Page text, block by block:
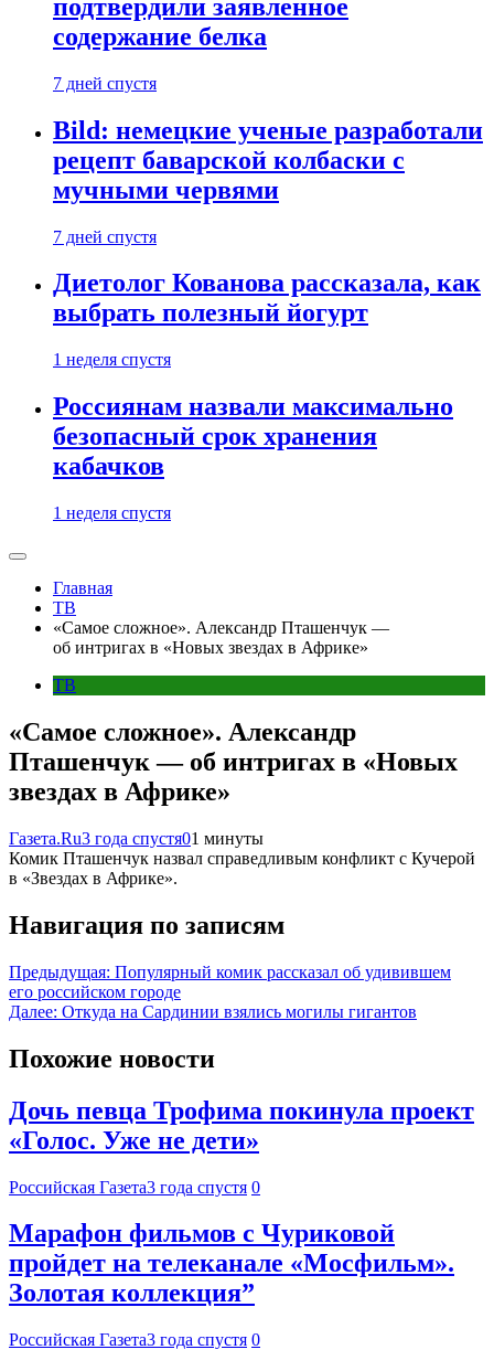
подтвердили заявленное
содержание белка
7 дней спустя
Bild: немецкие ученые разработали
рецепт баварской колбаски с
мучными червями
7 дней спустя
Диетолог Кованова рассказала, как
выбрать полезный йогурт
1 неделя спустя
Россиянам назвали максимально
безопасный срок хранения
кабачков
1 неделя спустя
Главная
ТВ
«Самое сложное». Александр Пташенчук —
об интригах в «Новых звездах в Африке»
ТВ
«Самое сложное». Александр
Пташенчук — об интригах в «Новых
звездах в Африке»
Газета.Ru3 года спустя01 минуты
Комик Пташенчук назвал справедливым конфликт с Кучерой
в «Звездах в Африке».
Навигация по записям
Предыдущая: Популярный комик рассказал об удивившем
его российском городе
Далее: Откуда на Сардинии взялись могилы гигантов
Похожие новости
Дочь певца Трофима покинула проект
«Голос. Уже не дети»
Российская Газета3 года спустя 0
Марафон фильмов с Чуриковой
пройдет на телеканале «Мосфильм».
Золотая коллекция”
Российская Газета3 года спустя 0